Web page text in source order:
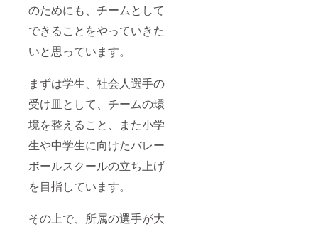
のためにも、チームとして
できることをやっていきた
いと思っています。
まずは学生、社会人選手の
受け皿として、チームの環
境を整えること、また小学
生や中学生に向けたバレー
ボールスクールの立ち上げ
を目指しています。
その上で、所属の選手が大